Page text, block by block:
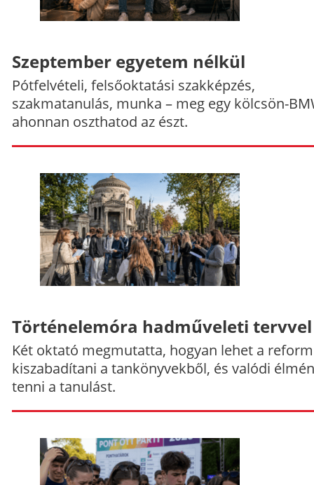
Szeptember egyetem nélkül
Pótfelvételi, felsőoktatási szakképzés,
szakmatanulás, munka – meg egy kölcsön-
ahonnan oszthatod az észt.
Történelemóra hadműveleti tervvel
Két oktató megmutatta, hogyan lehet a
kiszabadítani a tankönyvekből, és valódi
tenni a tanulást.